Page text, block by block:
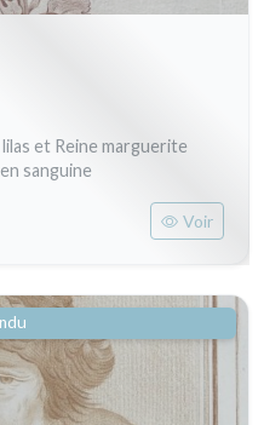
et Reine marguerite
sanguine
Voir